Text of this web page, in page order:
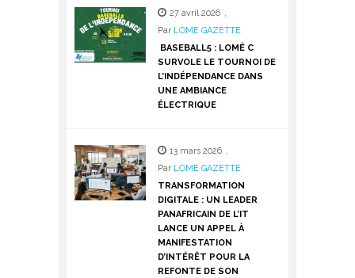
27 avril 2026 ,
Par LOME GAZETTE
BASEBALL5 : LOMÉ C
SURVOLE LE TOURNOI DE
L’INDÉPENDANCE DANS
UNE AMBIANCE
ÉLECTRIQUE
13 mars 2026 ,
Par LOME GAZETTE
TRANSFORMATION
DIGITALE : UN LEADER
PANAFRICAIN DE L’IT
LANCE UN APPEL À
MANIFESTATION
D’INTÉRÊT POUR LA
REFONTE DE SON